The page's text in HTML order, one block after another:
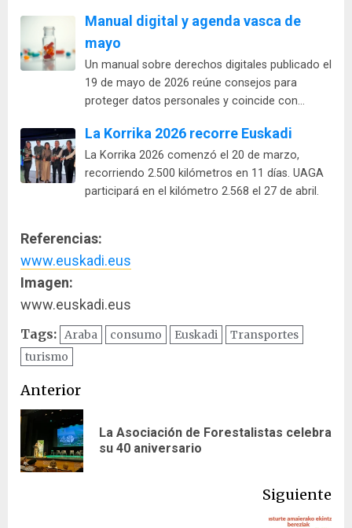
Manual digital y agenda vasca de
mayo
Un manual sobre derechos digitales publicado el
19 de mayo de 2026 reúne consejos para
proteger datos personales y coincide con…
La Korrika 2026 recorre Euskadi
La Korrika 2026 comenzó el 20 de marzo,
recorriendo 2.500 kilómetros en 11 días. UAGA
participará en el kilómetro 2.568 el 27 de abril.
Referencias:
www.euskadi.eus
Imagen:
www.euskadi.eus
Tags: Araba consumo Euskadi
Transportes
turismo
Navegación
de
entradas
Anterior
La Asociación de Forestalistas celebra
su 40 aniversario
Siguiente